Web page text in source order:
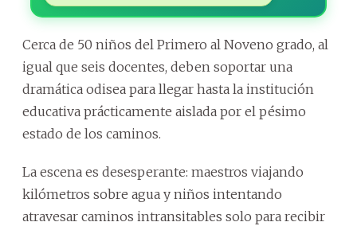
Cerca de 50 niños del Primero al Noveno grado, al
igual que seis docentes, deben soportar una
dramática odisea para llegar hasta la institución
educativa prácticamente aislada por el pésimo
estado de los caminos.
La escena es desesperante: maestros viajando
kilómetros sobre agua y niños intentando
atravesar caminos intransitables solo para recibir